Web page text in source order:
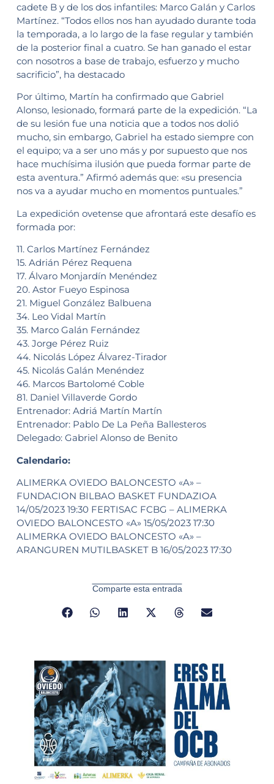
cadete B y de los dos infantiles: Marco Galán y Carlos
Martínez. “Todos ellos nos han ayudado durante toda
la temporada, a lo largo de la fase regular y también
de la posterior final a cuatro. Se han ganado el estar
con nosotros a base de trabajo, esfuerzo y mucho
sacrificio”, ha destacado
Por último, Martín ha confirmado que Gabriel
Alonso, lesionado, formará parte de la expedición. “La
de su lesión fue una noticia que a todos nos dolió
mucho, sin embargo, Gabriel ha estado siempre con
el equipo; va a ser uno más y por supuesto que nos
hace muchísima ilusión que pueda formar parte de
esta aventura.” Afirmó además que: «su presencia
nos va a ayudar mucho en momentos puntuales.”
La expedición ovetense que afrontará este desafío es
formada por:
11. Carlos Martínez Fernández
15. Adrián Pérez Requena
17. Álvaro Monjardín Menéndez
20. Astor Fueyo Espinosa
21. Miguel González Balbuena
34. Leo Vidal Martín
35. Marco Galán Fernández
43. Jorge Pérez Ruiz
44. Nicolás López Álvarez-Tirador
45. Nicolás Galán Menéndez
46. Marcos Bartolomé Coble
81. Daniel Villaverde Gordo
Entrenador: Adriá Martín Martín
Entrenador: Pablo De La Peña Ballesteros
Delegado: Gabriel Alonso de Benito
Calendario:
ALIMERKA OVIEDO BALONCESTO «A» –
FUNDACION BILBAO BASKET FUNDAZIOA
14/05/2023 19:30 FERTISAC FCBG – ALIMERKA
OVIEDO BALONCESTO «A» 15/05/2023 17:30
ALIMERKA OVIEDO BALONCESTO «A» –
ARANGUREN MUTILBASKET B 16/05/2023 17:30
Comparte esta entrada